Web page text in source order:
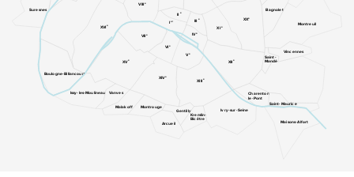
I er
II e
III e
IVe
Ve
VIe
VII e
VIII e
XI e
XII e
XIII e
XIVe
XVe
XVI e
XXe
Arcueil
Bagnolet
Boulogne-Billancourt
Charenton-
le-Pont
Gentilly
Issy-les-Moulineaux
Ivry-sur-Seine
Kremlin-
Bicêtre
Maisons-Alfort
Malakoff
Montreuil
Montrouge
Saint-
Mandé
Saint-Maurice
Suresnes
Vanves
Vincennes